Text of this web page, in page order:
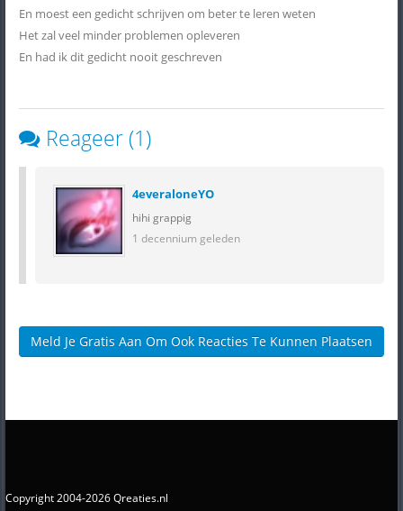
En moest een gedicht schrijven om beter te leren weten
Het zal veel minder problemen opleveren
En had ik dit gedicht nooit geschreven
Reageer (1)
4everaloneYO
hihi grappig
1 decennium geleden
Meld Je Gratis Aan Om Ook Reacties Te Kunnen Plaatsen
Copyright 2004-2026 Qreaties.nl